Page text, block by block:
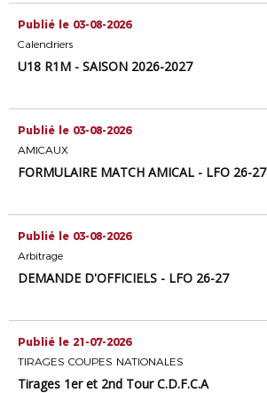
Publié le 03-08-2026
Calendriers
U18 R1M - SAISON 2026-2027
Publié le 03-08-2026
AMICAUX
FORMULAIRE MATCH AMICAL - LFO 26-27
Publié le 03-08-2026
Arbitrage
DEMANDE D'OFFICIELS - LFO 26-27
Publié le 21-07-2026
TIRAGES COUPES NATIONALES
Tirages 1er et 2nd Tour C.D.F.C.A